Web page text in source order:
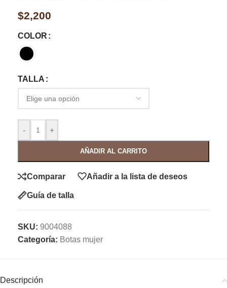
$2,200
COLOR
TALLA
- +
AÑADIR AL CARRITO
Comparar Añadir a la lista de deseos
Guía de talla
SKU: 9004088
Categoría: Botas mujer
Descripción